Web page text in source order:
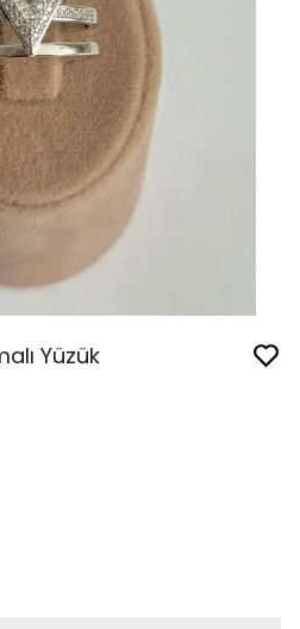
Yüzük